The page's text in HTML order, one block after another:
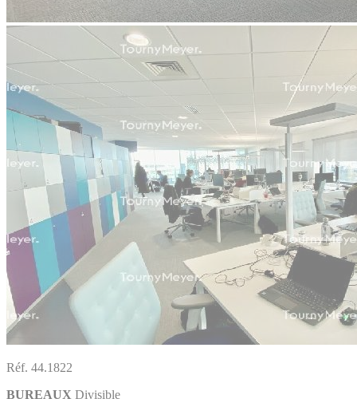
Réf. 44.1822
BUREAUX Divisible